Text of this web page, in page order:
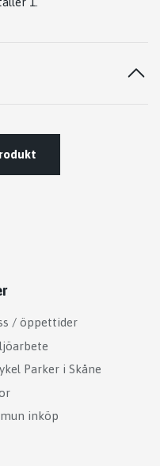
/ öppettider
Parker i Skåne
inköp